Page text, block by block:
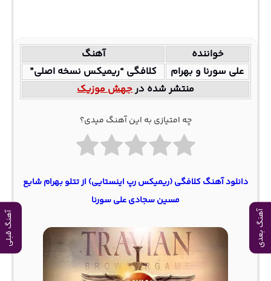
آهنگ بعدی آهنگ قبلی
خواننده
آهنگ
علی سورنا و بهرام
کلافگی “ریمیکس نسخه اصلی”
منتشر شده درجهش موزیک
چه امتیازی به این آهنگ میدی؟
دانلود آهنگ کلافگی (ریمیکس رپ اینستایی) از تتلو بهرام شایع
مسین سجادی علی سورنا